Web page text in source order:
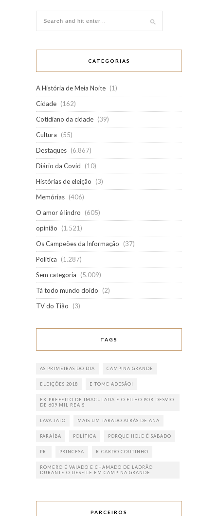
CATEGORIAS
A História de Meia Noite (1)
Cidade (162)
Cotidiano da cidade (39)
Cultura
(55)
Destaques (6.867)
Diário da Covid
(10)
Histórias de eleição
(3)
Memórias (406)
O amor é lindro
(605)
opinião
(1.521)
Os Campeões da Informação
(37)
Política
(1.287)
Sem categoria
(5.009)
Tá todo mundo doido
(2)
TV do Tião
(3)
TAGS
AS PRIMEIRAS DO DIA CAMPINA GRANDE
ELEIÇÕES 2018 E TOME ADESÃO!
EX-PREFEITO DE IMACULADA E O FILHO POR DESVIO
DE 609 MIL REAIS
LAVA JATO MAIS UM TARADO ATRÁS DE ANA
PARAÍBA POLÍTICA PORQUE HOJE É SÁBADO
PR. PRINCESA RICARDO COUTINHO
ROMERO É VAIADO E CHAMADO DE LADRÃO
DURANTE O DESFILE EM CAMPINA GRANDE
PARCEIROS